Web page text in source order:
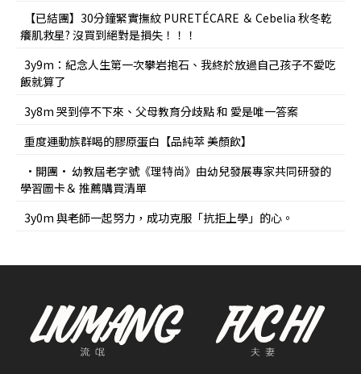
【已結團】30分鐘緊實撫紋 PURETÉCARE ＆ Cebelia 秋冬乾
癢肌救星? 沒買到絕對是損失！！！
3y9m：紀念人生第一次攀岩抱石、我終於放過自己孩子不愛吃
飯就算了
3y8m 哭到停不下來、父母教育分歧點 和 愛是唯一答案
重度運動族群喝的膠原蛋白【品純萃 美顏飲】
•開團• 幼教屆老字號《理特尚》由幼兒發展專家共同研發的
學習圖卡＆ 推薦購買清單
3y0m 與老師一起努力，成功克服「抗拒上學」的心。